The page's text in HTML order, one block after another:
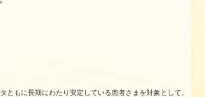
ともに長期にわたり安定している患者さまを対象として、